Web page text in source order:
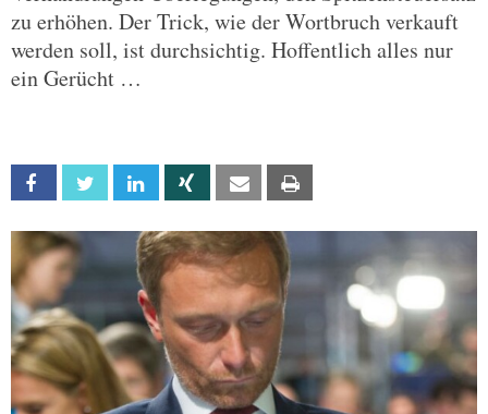
zu erhöhen. Der Trick, wie der Wortbruch verkauft
werden soll, ist durchsichtig. Hoffentlich alles nur
ein Gerücht …
Facebook Twitter Linkedin Xing Email